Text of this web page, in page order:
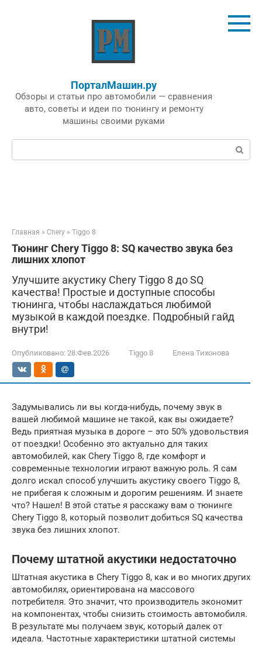
ПорталМашин.ру
Обзоры и статьи про автомобили — сравнения
авто, советы и идеи по тюнингу и ремонту
машины своими руками
Поиск:
Главная » Chery » Tiggo 8
Тюнинг Chery Tiggo 8: SQ качество звука без
лишних хлопот
Улучшите акустику Chery Tiggo 8 до SQ
качества! Простые и доступные способы
тюнинга, чтобы наслаждаться любимой
музыкой в каждой поездке. Подробный гайд
внутри!
Опубликовано: 28.Фев.2026 Tiggo 8 Елена Тихонова
Задумывались ли вы когда-нибудь, почему звук в
вашей любимой машине не такой, как вы ожидаете?
Ведь приятная музыка в дороге – это 50% удовольствия
от поездки! Особенно это актуально для таких
автомобилей, как Chery Tiggo 8, где комфорт и
современные технологии играют важную роль. Я сам
долго искал способ улучшить акустику своего Tiggo 8,
не прибегая к сложным и дорогим решениям. И знаете
что? Нашел! В этой статье я расскажу вам о тюнинге
Chery Tiggo 8, который позволит добиться SQ качества
звука без лишних хлопот.
Почему штатной акустики недостаточно
Штатная акустика в Chery Tiggo 8, как и во многих других
автомобилях, ориентирована на массового
потребителя. Это значит, что производитель экономит
на компонентах, чтобы снизить стоимость автомобиля.
В результате мы получаем звук, который далек от
идеала. Частотные характеристики штатной системы